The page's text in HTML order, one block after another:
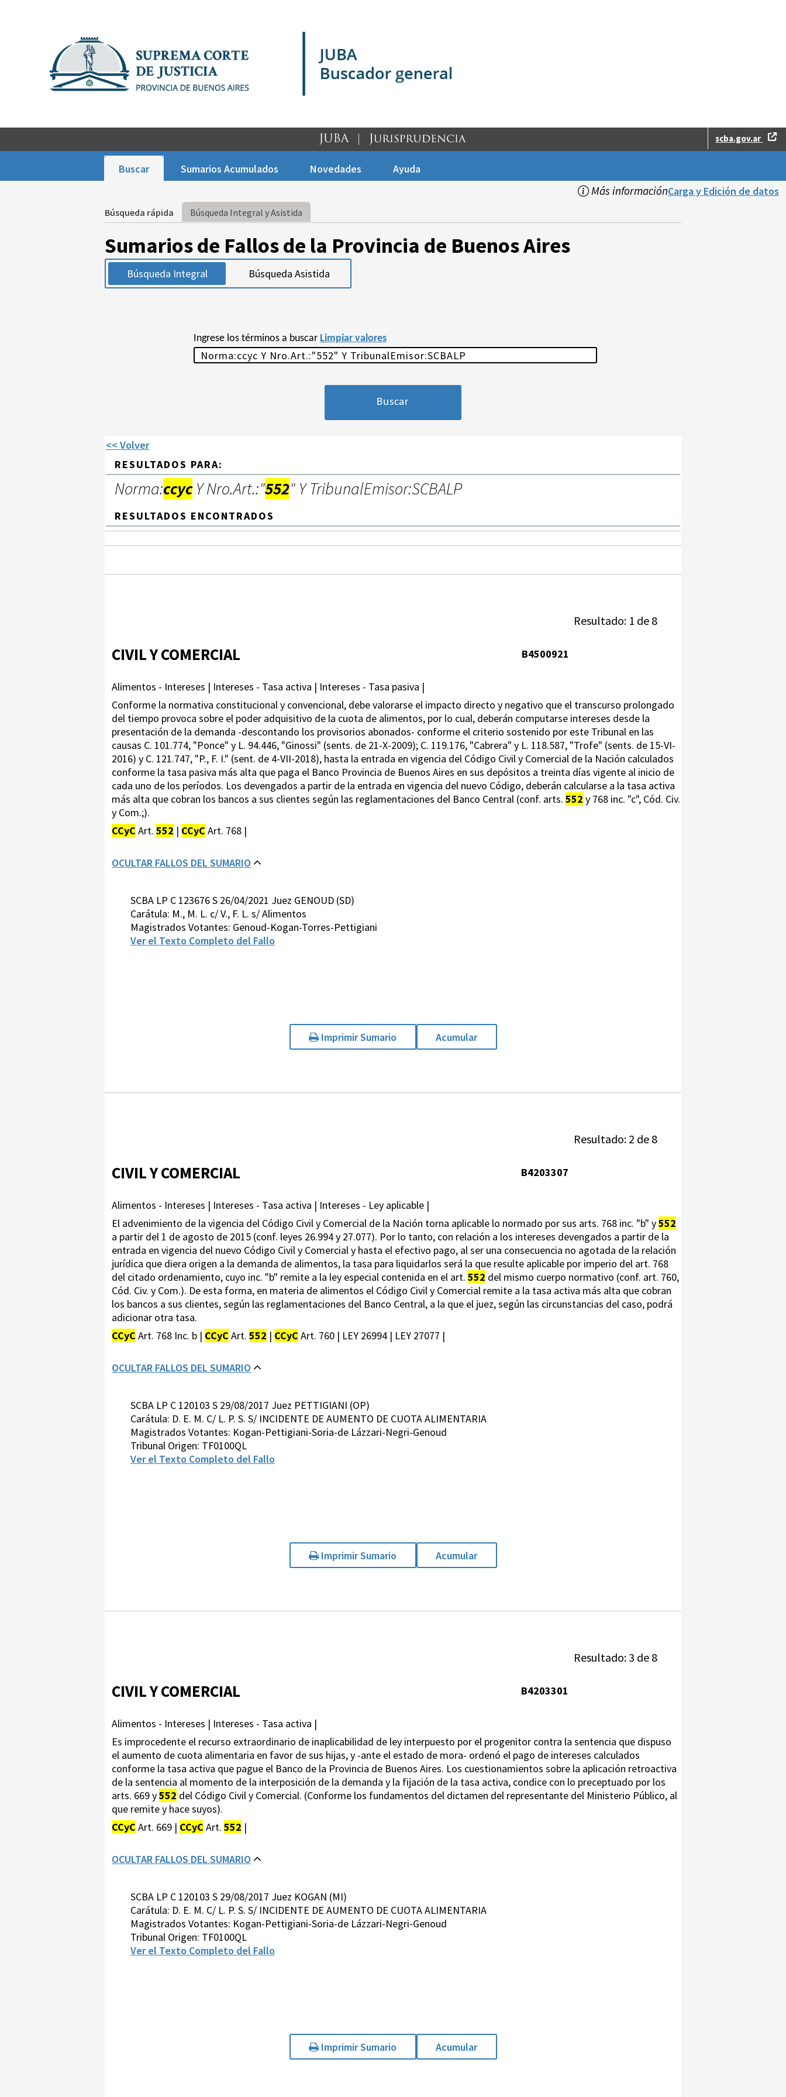
scba.gov.ar
Buscar Sumarios Acumulados Novedades Ayuda
Más informaciónCarga y Edición de datos
Búsqueda rápida Búsqueda Integral y Asistida
Sumarios de Fallos de la Provincia de Buenos Aires
Búsqueda Integral Búsqueda Asistida
Ingrese los términos a buscar Limpiar valores
<< Volver
RESULTADOS PARA:
Norma:ccycY Nro.Art.:"552" Y TribunalEmisor:SCBALP
RESULTADOS ENCONTRADOS
Resultado: 1 de 8
CIVIL Y COMERCIAL B4500921
Alimentos - Intereses | Intereses - Tasa activa | Intereses - Tasa pasiva |
Conforme la normativa constitucional y convencional, debe valorarse el impacto directo y negativo que el transcurso prolongado
del tiempo provoca sobre el poder adquisitivo de la cuota de alimentos, por lo cual, deberán computarse intereses desde la
presentación de la demanda -descontando los provisorios abonados- conforme el criterio sostenido por este Tribunal en las
causas C. 101.774, "Ponce" y L. 94.446, "Ginossi" (sents. de 21-X-2009); C. 119.176, "Cabrera" y L. 118.587, "Trofe" (sents. de 15-VI-
2016) y C. 121.747, "P., F. I." (sent. de 4-VII-2018), hasta la entrada en vigencia del Código Civil y Comercial de la Nación calculados
conforme la tasa pasiva más alta que paga el Banco Provincia de Buenos Aires en sus depósitos a treinta días vigente al inicio de
cada uno de los períodos. Los devengados a partir de la entrada en vigencia del nuevo Código, deberán calcularse a la tasa activa
más alta que cobran los bancos a sus clientes según las reglamentaciones del Banco Central (conf. arts. 552 y 768 inc. "c", Cód. Civ.
y Com.;).
CCyC Art. 552 | CCyC Art. 768 |
OCULTAR FALLOS DEL SUMARIO
SCBA LP C 123676 S 26/04/2021 Juez GENOUD (SD)
Carátula: M., M. L. c/ V., F. L. s/ Alimentos
Magistrados Votantes: Genoud-Kogan-Torres-Pettigiani
Ver el Texto Completo del Fallo
Imprimir Sumario Acumular
Resultado: 2 de 8
CIVIL Y COMERCIAL B4203307
Alimentos - Intereses | Intereses - Tasa activa | Intereses - Ley aplicable |
El advenimiento de la vigencia del Código Civil y Comercial de la Nación torna aplicable lo normado por sus arts. 768 inc. "b" y552
a partir del 1 de agosto de 2015 (conf. leyes 26.994 y 27.077). Por lo tanto, con relación a los intereses devengados a partir de la
entrada en vigencia del nuevo Código Civil y Comercial y hasta el efectivo pago, al ser una consecuencia no agotada de la relación
jurídica que diera origen a la demanda de alimentos, la tasa para liquidarlos será la que resulte aplicable por imperio del art. 768
del citado ordenamiento, cuyo inc. "b" remite a la ley especial contenida en el art. 552 del mismo cuerpo normativo (conf. art. 760,
Cód. Civ. y Com.). De esta forma, en materia de alimentos el Código Civil y Comercial remite a la tasa activa más alta que cobran
los bancos a sus clientes, según las reglamentaciones del Banco Central, a la que el juez, según las circunstancias del caso, podrá
adicionar otra tasa.
CCyC Art. 768 Inc. b | CCyC Art. 552 | CCyC Art. 760 | LEY 26994 | LEY 27077 |
OCULTAR FALLOS DEL SUMARIO
SCBA LP C 120103 S 29/08/2017 Juez PETTIGIANI (OP)
Carátula: D. E. M. C/ L. P. S. S/ INCIDENTE DE AUMENTO DE CUOTA ALIMENTARIA
Magistrados Votantes: Kogan-Pettigiani-Soria-de Lázzari-Negri-Genoud
Tribunal Origen: TF0100QL
Ver el Texto Completo del Fallo
Imprimir Sumario Acumular
Resultado: 3 de 8
CIVIL Y COMERCIAL B4203301
Alimentos - Intereses | Intereses - Tasa activa |
Es improcedente el recurso extraordinario de inaplicabilidad de ley interpuesto por el progenitor contra la sentencia que dispuso
el aumento de cuota alimentaria en favor de sus hijas, y -ante el estado de mora- ordenó el pago de intereses calculados
conforme la tasa activa que pague el Banco de la Provincia de Buenos Aires. Los cuestionamientos sobre la aplicación retroactiva
de la sentencia al momento de la interposición de la demanda y la fijación de la tasa activa, condice con lo preceptuado por los
arts. 669 y552 del Código Civil y Comercial. (Conforme los fundamentos del dictamen del representante del Ministerio Público, al
que remite y hace suyos).
CCyC Art. 669 | CCyC Art. 552 |
OCULTAR FALLOS DEL SUMARIO
SCBA LP C 120103 S 29/08/2017 Juez KOGAN (MI)
Carátula: D. E. M. C/ L. P. S. S/ INCIDENTE DE AUMENTO DE CUOTA ALIMENTARIA
Magistrados Votantes: Kogan-Pettigiani-Soria-de Lázzari-Negri-Genoud
Tribunal Origen: TF0100QL
Ver el Texto Completo del Fallo
Imprimir Sumario Acumular